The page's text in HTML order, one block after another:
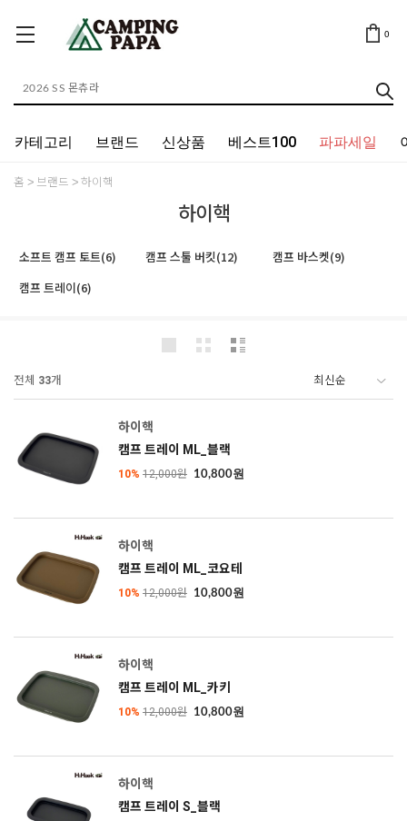
0
카테고리 브랜드 신상품 베스트100 파파세일
홈 브랜드 하이핵
하이핵
소프트 캠프 토트(6) 캠프 스툴 버킷(12)
캠프 바스켓(9)
캠프 트레이(6)
전체 33개
하이핵
캠프 트레이 ML_블랙
10% 12,000원 10,800원
하이핵
캠프 트레이 ML_코요테
10% 12,000원 10,800원
하이핵
캠프 트레이 ML_카키
10% 12,000원 10,800원
하이핵
캠프 트레이 S_블랙